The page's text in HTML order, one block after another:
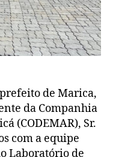
de Marica,
da Companhia
(CODEMAR), Sr.
com a equipe
Laboratório de